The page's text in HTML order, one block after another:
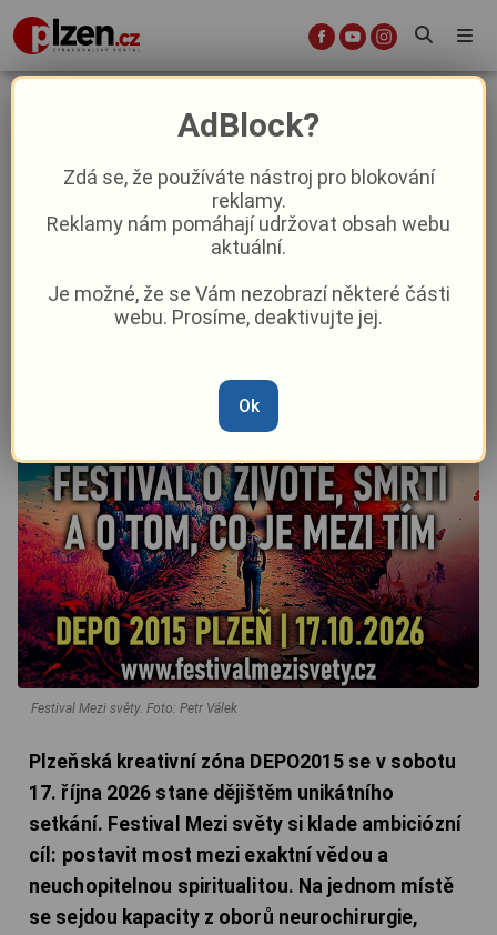
Život a smrt jako duel mozku a
duše v plzeňském DEPO2015:
Festival Mezi světy hledá hranice
lidského poznání
Pavel Žižka–12. 5. 10:31
Festival Mezi světy. Foto: Petr Válek
Plzeňská kreativní zóna DEPO2015 se v sobotu
17. října 2026 stane dějištěm unikátního
setkání. Festival Mezi světy si klade ambiciózní
cíl: postavit most mezi exaktní vědou a
neuchopitelnou spiritualitou. Na jednom místě
se sejdou kapacity z oborů neurochirurgie,
AdBlock?
Zdá se, že používáte nástroj pro blokování
reklamy.
Reklamy nám pomáhají udržovat obsah webu
aktuální.
Je možné, že se Vám nezobrazí některé části
webu. Prosíme, deaktivujte jej.
Ok